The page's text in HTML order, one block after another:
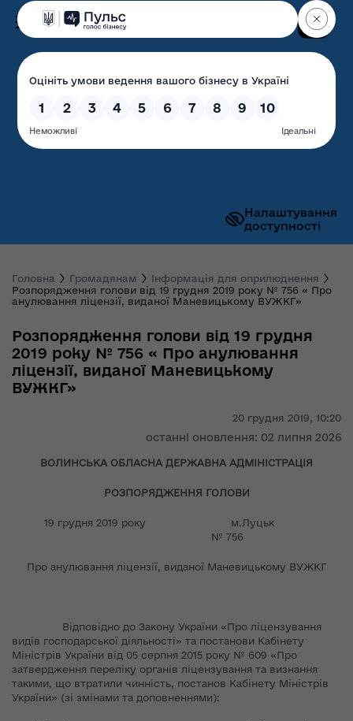
Налаштування
доступності
Волинська обласна
державна адміністрація
Головна Громадянам
Інформація для оприлюднення
Розпорядження голови від 19 грудня 2019 року № 756 « Про
анулювання ліцензії, виданої Маневицькому ВУЖКГ»
20 грудня 2019, 10:20
останні оновлення: 02 липня 2026
Розпорядження голови від 19 грудня
2019 року № 756 « Про анулювання
ліцензії, виданої Маневицькому
ВУЖКГ»
ВОЛИНСЬКА ОБЛАСНА ДЕРЖАВНА АДМІНІСТРАЦІЯ
РОЗПОРЯДЖЕННЯ ГОЛОВИ
19 грудня 2019 року м.Луцьк
№ 756
Про анулювання ліцензії, виданої Маневицькому ВУЖКГ
Відповідно до Закону України «Про ліцензування
видів господарської діяльності» та постанови Кабінету
Міністрів України від 05 серпня 2015 року № 609 «Про
затвердження переліку органів ліцензування та визнання
такими, що втратили чинність, постанов Кабінету Міністрів
України» (зі змінами та доповненнями):